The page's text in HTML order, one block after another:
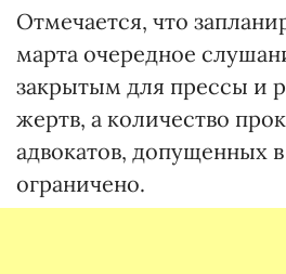
Отмечается, что
марта очередное
закрытым для прессы и
жертв, а количество
адвокатов, допущенных в
ограничено.